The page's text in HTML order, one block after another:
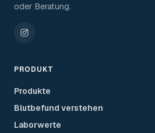
oder Beratung.
PRODUKT
Produkte
Blutbefund verstehen
Laborwerte